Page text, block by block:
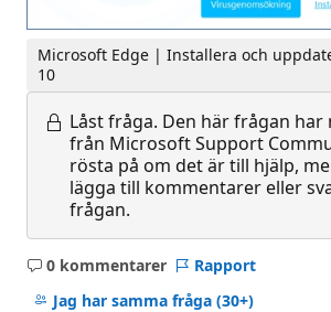
Microsoft Edge | Installera och
10
Låst fråga. Den här frågan har
från Microsoft Support
rösta på om det är till hjälp,
lägga till kommentarer eller
frågan.
0 kommentarer
Inga
kommentarer
Rapport
Jag har samma fråga (30+)